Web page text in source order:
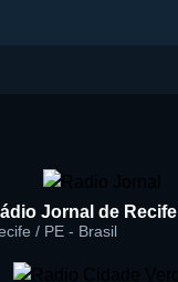
/ PE - Brasil